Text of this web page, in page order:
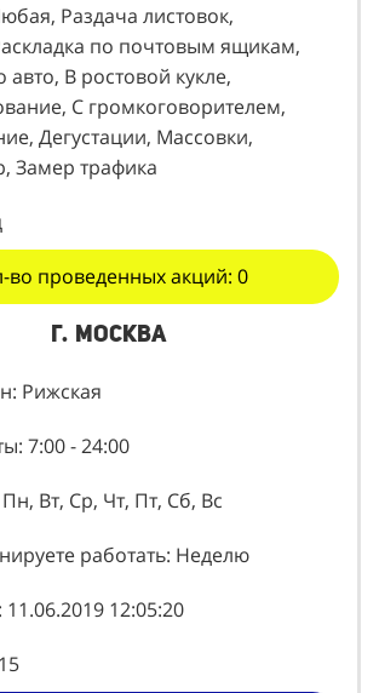
Раздача листовок,
по почтовым ящикам,
авто, В ростовой кукле,
С громкоговорителем,
Дегустации, Массовки,
Замер трафика
во проведенных акций: 0
г. Москва
Рижская
7:00 - 24:00
Вт, Ср, Чт, Пт, Сб, Вс
работать: Неделю
12:05:20